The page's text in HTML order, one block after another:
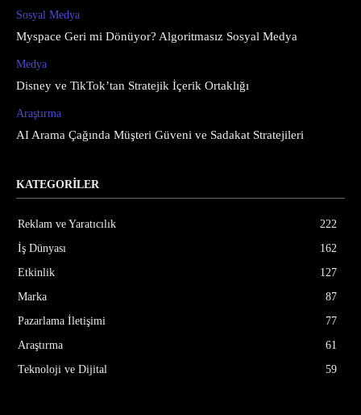
Sosyal Medya
Myspace Geri mi Dönüyor? Algoritmasız Sosyal Medya
Medya
Disney ve TikTok’tan Stratejik İçerik Ortaklığı
Araştırma
AI Arama Çağında Müşteri Güveni ve Sadakat Stratejileri
KATEGORİLER
Reklam ve Yaratıcılık
222
İş Dünyası
162
Etkinlik
127
Marka
87
Pazarlama İletişimi
77
Araştırma
61
Teknoloji ve Dijital
59